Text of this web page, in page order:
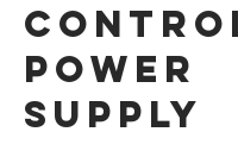
POWER
SUPPLY